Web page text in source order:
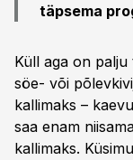
täpsema
Küll aga on
söe- või
kallimaks –
saa enam
kallimaks.